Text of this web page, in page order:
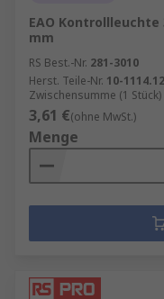
EAO Kontrollleuchte
mm
RS Best.-Nr. 281-3010
Herst. Teile-Nr. 10-
Zwischensumme (1 Stück)
3,61 €(ohne MwSt.)
Menge